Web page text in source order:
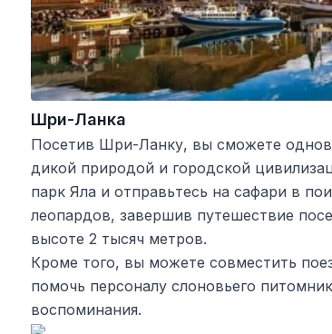
Шри-Ланка
Посетив Шри-Ланку, вы сможете
дикой природой и городской
парк Яла и отправьтесь на сафари в
леопардов, завершив путешествие
высоте 2 тысяч метров.
Кроме того, вы можете совместить
помочь персоналу слоновьего
воспоминания.